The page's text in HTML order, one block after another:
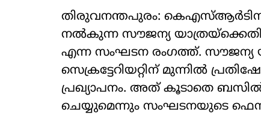
തിരുവനന്തപുരം:
നൽകുന്ന സൗജന്യ
എന്ന സംഘടന രംഗത്ത്. സൗജന്യ
സെക്രട്ടേറിയറ്റിന് മുന്നിൽ
പ്രഖ്യാപനം. അത് കൂടാതെ ബസിൽ
ചെയ്യുമെന്നും സംഘടനയുടെ